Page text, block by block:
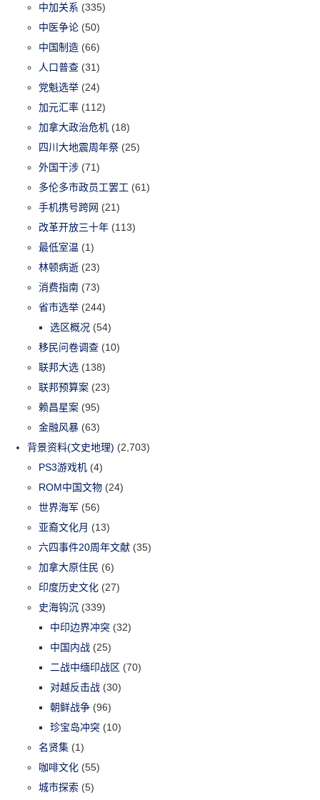
中加关系 (335)
中医争论 (50)
中国制造 (66)
人口普查 (31)
党魁选举 (24)
加元汇率 (112)
加拿大政治危机 (18)
四川大地震周年祭 (25)
外国干涉 (71)
多伦多市政员工罢工 (61)
手机携号跨网 (21)
改革开放三十年 (113)
最低室温 (1)
林顿病逝 (23)
消费指南 (73)
省市选举 (244)
选区概况 (54)
移民问卷调查 (10)
联邦大选 (138)
联邦预算案 (23)
赖昌星案 (95)
金融风暴 (63)
背景资料(文史地理) (2,703)
PS3游戏机 (4)
ROM中国文物 (24)
世界海军 (56)
亚裔文化月 (13)
六四事件20周年文献 (35)
加拿大原住民 (6)
印度历史文化 (27)
史海钩沉 (339)
中印边界冲突 (32)
中国内战 (25)
二战中缅印战区 (70)
对越反击战 (30)
朝鲜战争 (96)
珍宝岛冲突 (10)
名贤集 (1)
咖啡文化 (55)
城市探索 (5)